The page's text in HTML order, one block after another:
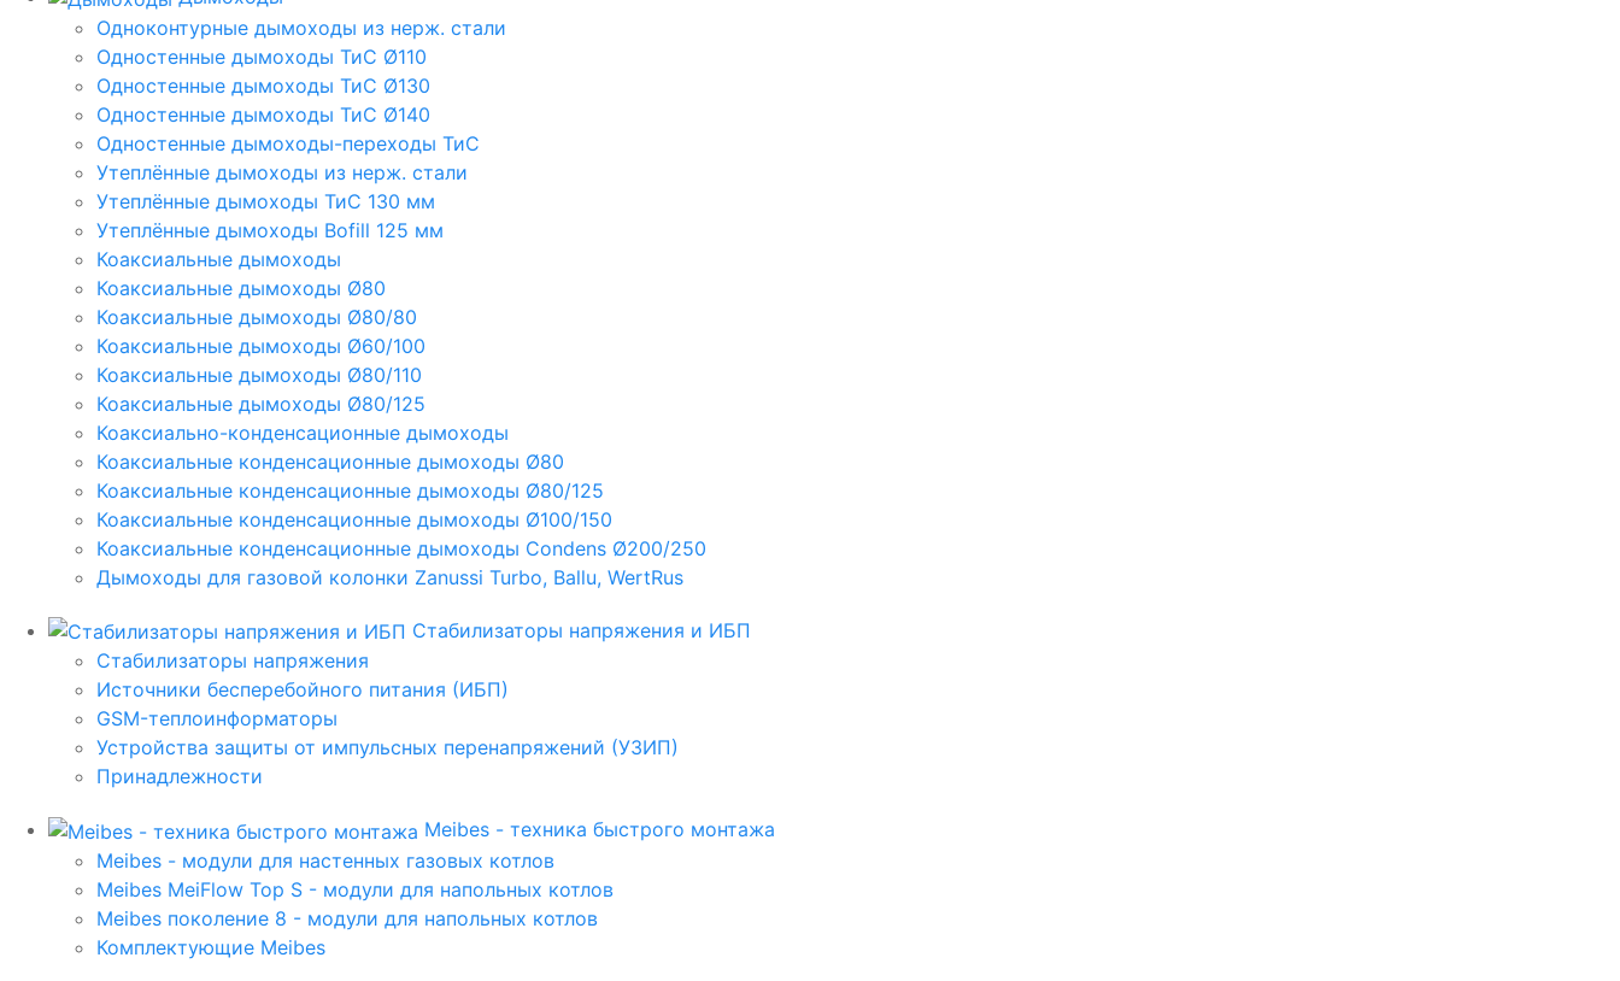
Одноконтурные дымоходы из нерж. стали
Одностенные дымоходы ТиС Ø110
Одностенные дымоходы ТиС Ø130
Одностенные дымоходы ТиС Ø140
Одностенные дымоходы-переходы ТиС
Утеплённые дымоходы из нерж. стали
Утеплённые дымоходы ТиС 130 мм
Утеплённые дымоходы Bofill 125 мм
Коаксиальные дымоходы
Коаксиальные дымоходы Ø80
Коаксиальные дымоходы Ø80/80
Коаксиальные дымоходы Ø60/100
Коаксиальные дымоходы Ø80/110
Коаксиальные дымоходы Ø80/125
Коаксиально-конденсационные дымоходы
Коаксиальные конденсационные дымоходы Ø80
Коаксиальные конденсационные дымоходы Ø80/125
Коаксиальные конденсационные дымоходы Ø100/150
Коаксиальные конденсационные дымоходы Condens Ø200/250
Дымоходы для газовой колонки Zanussi Turbo, Ballu, WertRus
Стабилизаторы напряжения и ИБП
Стабилизаторы напряжения
Источники бесперебойного питания (ИБП)
GSM-теплоинформаторы
Устройства защиты от импульсных перенапряжений (УЗИП)
Принадлежности
Meibes - техника быстрого монтажа
Meibes - модули для настенных газовых котлов
Meibes MeiFlow Top S - модули для напольных котлов
Meibes поколение 8 - модули для напольных котлов
Комплектующие Meibes